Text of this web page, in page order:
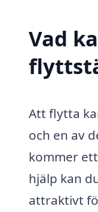
Vad
Att flytta
och en av
kommer
hjälp kan
attraktivt